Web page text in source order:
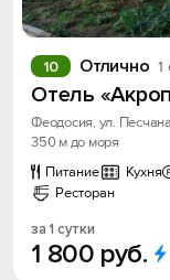
Отлично 1
10
Отель
Феодосия, ул.
350 м до моря
Питание
Кухня
Ресторан
за 1 сутки
1 800 руб.